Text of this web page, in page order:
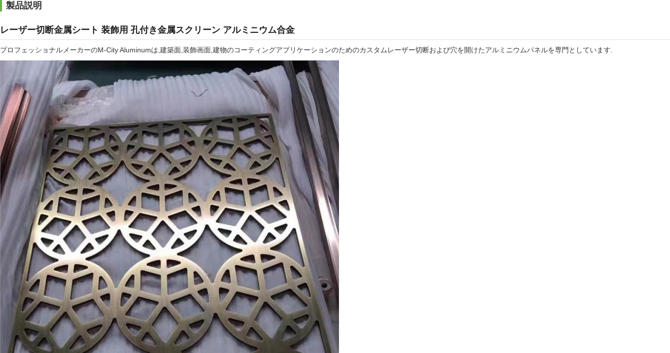
製品説明
レーザー切断金属シート 装飾用 孔付き金属スクリーン アルミニウム合金
プロフェッショナルメーカーのM-City Aluminumは,建築面,装飾画面,建物のコーティングアプリケーションのためのカスタムレーザー切断および穴を開けたアルミニウムパネルを専門としています.